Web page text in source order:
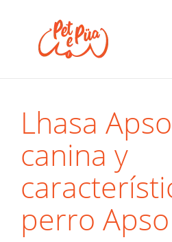
Lhasa
canina y
perro